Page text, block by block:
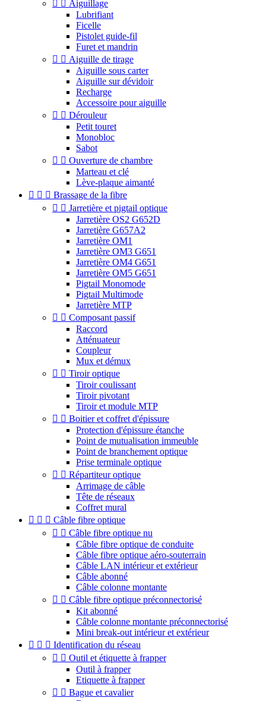
  Aiguillage
Lubrifiant
Ficelle
Pistolet guide-fil
Furet et mandrin
  Aiguille de tirage
Aiguille sous carter
Aiguille sur dévidoir
Recharge
Accessoire pour aiguille
  Dérouleur
Petit touret
Monobloc
Sabot
  Ouverture de chambre
Marteau et clé
Lève-plaque aimanté
   Brassage de la fibre
  Jarretière et pigtail optique
Jarretière OS2 G652D
Jarretière G657A2
Jarretière OM1
Jarretière OM3 G651
Jarretière OM4 G651
Jarretière OM5 G651
Pigtail Monomode
Pigtail Multimode
Jarretière MTP
  Composant passif
Raccord
Atténuateur
Coupleur
Mux et démux
  Tiroir optique
Tiroir coulissant
Tiroir pivotant
Tiroir et module MTP
  Boitier et coffret d'épissure
Protection d'épissure étanche
Point de mutualisation immeuble
Point de branchement optique
Prise terminale optique
  Répartiteur optique
Arrimage de câble
Tête de réseaux
Coffret mural
   Câble fibre optique
  Câble fibre optique nu
Câble fibre optique de conduite
Câble fibre optique aéro-souterrain
Câble LAN intérieur et extérieur
Câble abonné
Câble colonne montante
  Câble fibre optique préconnectorisé
Kit abonné
Câble colonne montante préconnectorisé
Mini break-out intérieur et extérieur
   Identification du réseau
  Outil et étiquette à frapper
Outil à frapper
Etiquette à frapper
  Bague et cavalier